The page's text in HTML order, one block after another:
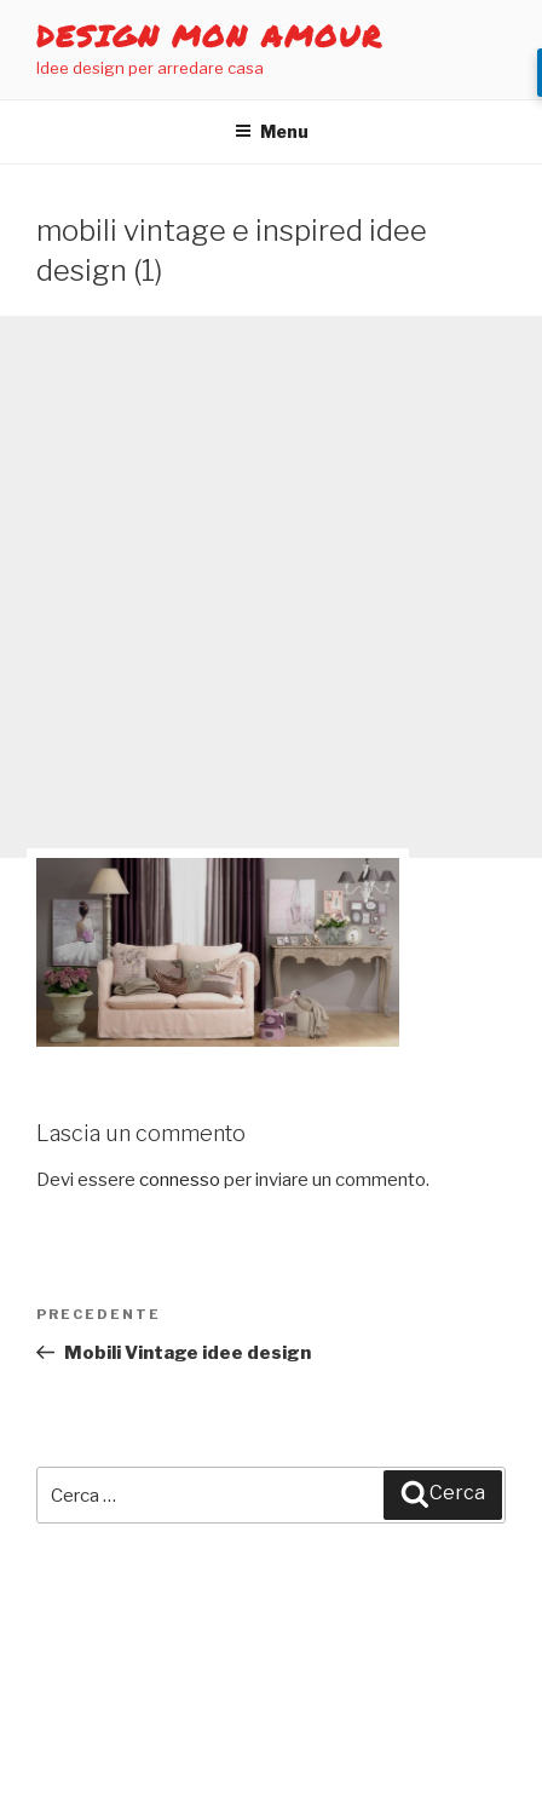
contenuto
DESIGN MON AMOUR
Idee design per arredare casa
Menu
mobili vintage e inspired idee
design (1)
Lascia un commento
Devi essere connesso per inviare un commento.
Articolo
precedente:
PRECEDENTE
Mobili Vintage idee design
Cerca